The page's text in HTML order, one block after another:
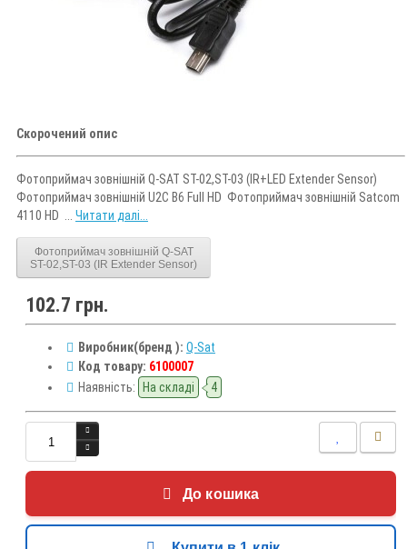
Скорочений опис
Фотоприймач зовнішній Q-SAT ST-02,ST-03 (IR+LED Extender Sensor)
Фотоприймач зовнішній U2C B6 Full HD Фотоприймач зовнішній Satcom
4110 HD ... Читати далі...
Фотоприймач зовнішній Q-SAT
ST-02,ST-03 (IR Extender Sensor)
102.7 грн.
Виробник(бренд ): Q-Sat
Код товару: 6100007
Наявність:
На складі 4
До кошика